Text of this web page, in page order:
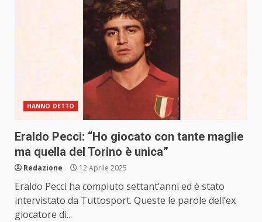
HANNO DETTO
Eraldo Pecci: “Ho giocato con tante maglie
ma quella del Torino è unica”
Redazione 12 Aprile 2025
Eraldo Pecci ha compiuto settant’anni ed è stato
intervistato da Tuttosport. Queste le parole dell’ex
giocatore di...